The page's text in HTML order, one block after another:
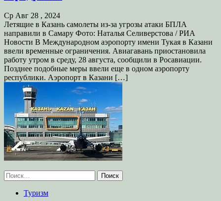
Ср Авг 28 , 2024
Летящие в Казань самолеты из-за угрозы атаки БПЛА
направили в Самару Фото: Наталья Селиверстова / РИА
Новости В Международном аэропорту имени Тукая в Казани
ввели временные ограничения. Авиагавань приостановила
работу утром в среду, 28 августа, сообщили в Росавиации.
Позднее подобные меры ввели еще в одном аэропорту
республики. Аэропорт в Казани […]
Найти:
Туризм